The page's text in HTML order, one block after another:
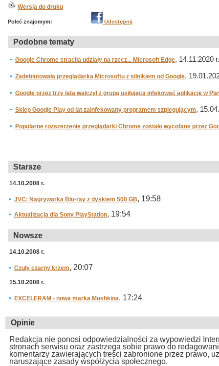
Wersja do druku
Poleć znajomym: Udostępnij
Podobne tematy
Google Chrome straciła udziały na rzecz... Microsoft Edge, 14.11.2020 r.
Zadebiutowała przeglądarka Microsoftu z silnikiem od Google,
Google przez trzy lata walczył z grupą usiłującą infekować aplikacje w
Sklep Google Play od lat zainfekowany programem szpiegującym,
Popularne rozszerzenie przeglądarki Chrome zostało wycofane przez
Starsze
14.10.2008 r.
JVC: Nagrywarka Blu-ray z dyskiem 500 GB, 19:58
Aktualizacja dla Sony PlayStation, 19:54
Nowsze
14.10.2008 r.
Czuły czarny krzem, 20:07
15.10.2008 r.
EXCELERAM - nowa marka Mushkina, 17:24
Opinie
Redakcja nie ponosi odpowiedzialności za wypowiedzi
stronach serwisu oraz zastrzega sobie prawo do
komentarzy zawierających treści zabronione przez prawo,
naruszające zasady współżycia społecznego.